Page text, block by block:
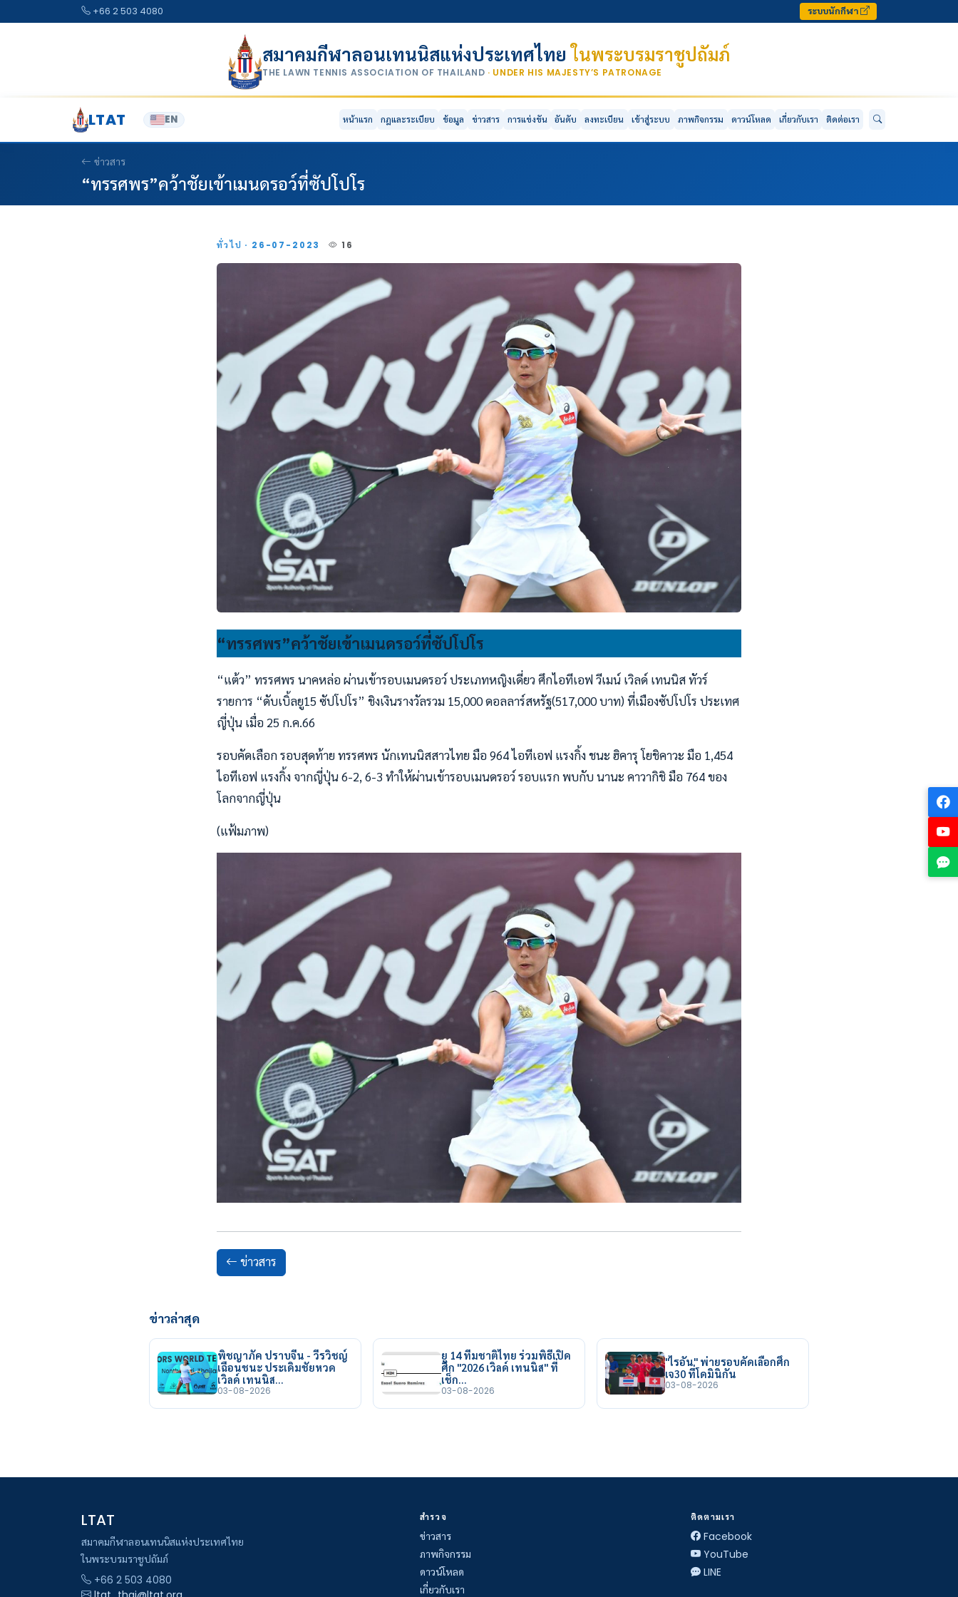
+66 2 503 4080 ระบบนักกีฬา
สมาคมกีฬาลอนเทนนิสแห่งประเทศไทยในพระบรมราชูปถัมภ์
THE LAWN TENNIS ASSOCIATION OF THAILAND · UNDER HIS MAJESTY’S PATRONAGE
LTAT EN หน้าแรก กฎและระเบียบ ข้อมูล ข่าวสาร การแข่งขัน อันดับ ลงทะเบียน เข้าสู่ระบบ ภาพกิจกรรม ดาวน์โหลด เกี่ยวกับเรา ติดต่อเรา
ข่าวสาร
“ทรรศพร”คว้าชัยเข้าเมนดรอว์ที่ซัปโปโร
ทั่วไป · 26-07-2023 16
“ทรรศพร”คว้าชัยเข้าเมนดรอว์ที่ซัปโปโร
“แต้ว” ทรรศพร นาคหล่อ ผ่านเข้ารอบเมนดรอว์ ประเภทหญิงเดี่ยว ศึกไอทีเอฟ วีเมน์ เวิลด์ เทนนิส ทัวร์
รายการ “ดับเบิ้ลยู15 ซัปโปโร” ชิงเงินรางวัลรวม 15,000 ดอลลาร์สหรัฐ(517,000 บาท) ที่เมืองซัปโปโร ประเทศ
ญี่ปุ่น เมื่อ 25 ก.ค.66
รอบคัดเลือก รอบสุดท้าย ทรรศพร นักเทนนิสสาวไทย มือ 964 ไอทีเอฟ แรงกิ้ง ชนะ ฮิคารุ โยชิคาวะ มือ 1,454
ไอทีเอฟ แรงกิ้ง จากญี่ปุ่น 6-2, 6-3 ทำให้ผ่านเข้ารอบเมนดรอว์ รอบแรก พบกับ นานะ คาวากิชิ มือ 764 ของ
โลกจากญี่ปุ่น
(แฟ้มภาพ)
ข่าวสาร
ข่าวล่าสุด
พิชญาภัค ปราบจีน - วีรวิชญ์
เฉือนชนะ ประเดิมชัยหวด
เวิลด์ เทนนิส…
03-08-2026
ยู 14 ทีมชาติไทย ร่วมพิธีเปิด
ศึก "2026 เวิลด์ เทนนิส" ที่
เช็ก…
03-08-2026
"ไรอัน" พ่ายรอบคัดเลือกศึก
เจ30 ที่โดมินิกัน
03-08-2026
LTAT
สมาคมกีฬาลอนเทนนิสแห่งประเทศไทย
ในพระบรมราชูปถัมภ์
+66 2 503 4080
สำรวจ
ข่าวสาร
ภาพกิจกรรม
ดาวน์โหลด
เกี่ยวกับเรา
ติดตามเรา
Facebook
YouTube
LINE